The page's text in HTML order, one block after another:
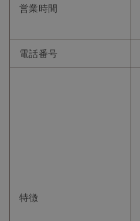
営業時間
電話番号
特徴